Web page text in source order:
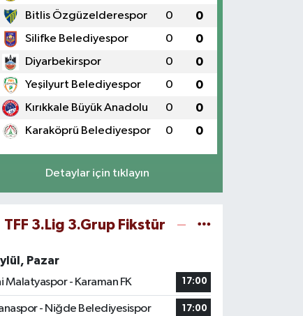
Bitlis Özgüzelderespor 0 0
Silifke Belediyespor 0 0
Diyarbekirspor 0 0
Yeşilyurt Belediyespor 0 0
Kırıkkale Büyük Anadolu 0 0
Karaköprü Belediyespor 0 0
Detaylar için tıklayın
TFF 3.Lig 3.Grup Fikstür
Pazar
Malatyaspor - Karaman FK
17:00
- Niğde Belediyesispor 17:00